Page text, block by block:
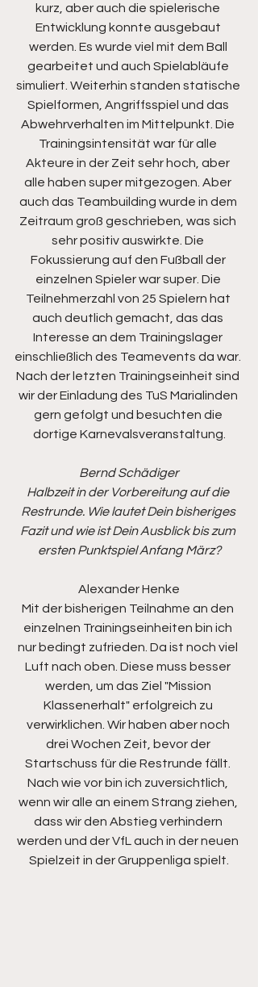
kurz, aber auch die spielerische
Entwicklung konnte ausgebaut
werden. Es wurde viel mit dem Ball
gearbeitet und auch Spielabläufe
simuliert. Weiterhin standen statische
Spielformen, Angriffsspiel und das
Abwehrverhalten im Mittelpunkt. Die
Trainingsintensität war für alle
Akteure in der Zeit sehr hoch, aber
alle haben super mitgezogen. Aber
auch das Teambuilding wurde in dem
Zeitraum groß geschrieben, was sich
sehr positiv auswirkte. Die
Fokussierung auf den Fußball der
einzelnen Spieler war super. Die
Teilnehmerzahl von 25 Spielern hat
auch deutlich gemacht, das das
Interesse an dem Trainingslager
einschließlich des Teamevents da war.
Nach der letzten Trainingseinheit sind
wir der Einladung des TuS Marialinden
gern gefolgt und besuchten die
dortige Karnevalsveranstaltung.
Bernd Schädiger
Halbzeit in der Vorbereitung auf die
Restrunde. Wie lautet Dein bisheriges
Fazit und wie ist Dein Ausblick bis zum
ersten Punktspiel Anfang März?
Alexander Henke
Mit der bisherigen Teilnahme an den
einzelnen Trainingseinheiten bin ich
nur bedingt zufrieden. Da ist noch viel
Luft nach oben. Diese muss besser
werden, um das Ziel "Mission
Klassenerhalt" erfolgreich zu
verwirklichen. Wir haben aber noch
drei Wochen Zeit, bevor der
Startschuss für die Restrunde fällt.
Nach wie vor bin ich zuversichtlich,
wenn wir alle an einem Strang ziehen,
dass wir den Abstieg verhindern
werden und der VfL auch in der neuen
Spielzeit in der Gruppenliga spielt.